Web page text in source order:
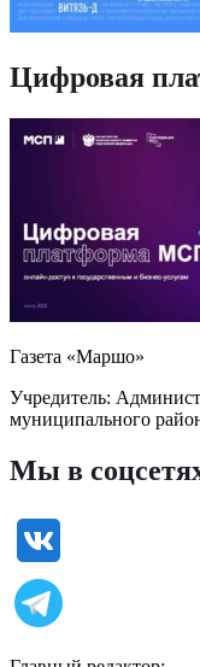
Цифровая
Газета «Маршо»
Учредитель:
муниципального
Мы в